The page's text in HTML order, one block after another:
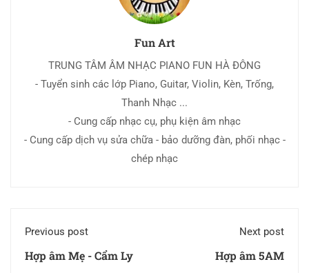
Fun Art
TRUNG TÂM ÂM NHẠC PIANO FUN HÀ ĐÔNG
- Tuyển sinh các lớp Piano, Guitar, Violin, Kèn, Trống,
Thanh Nhạc ...
- Cung cấp nhạc cụ, phụ kiện âm nhạc
- Cung cấp dịch vụ sửa chữa - bảo dưỡng đàn, phối nhạc -
chép nhạc
Previous post
Hợp âm Mẹ - Cẩm Ly
Next post
Hợp âm 5AM